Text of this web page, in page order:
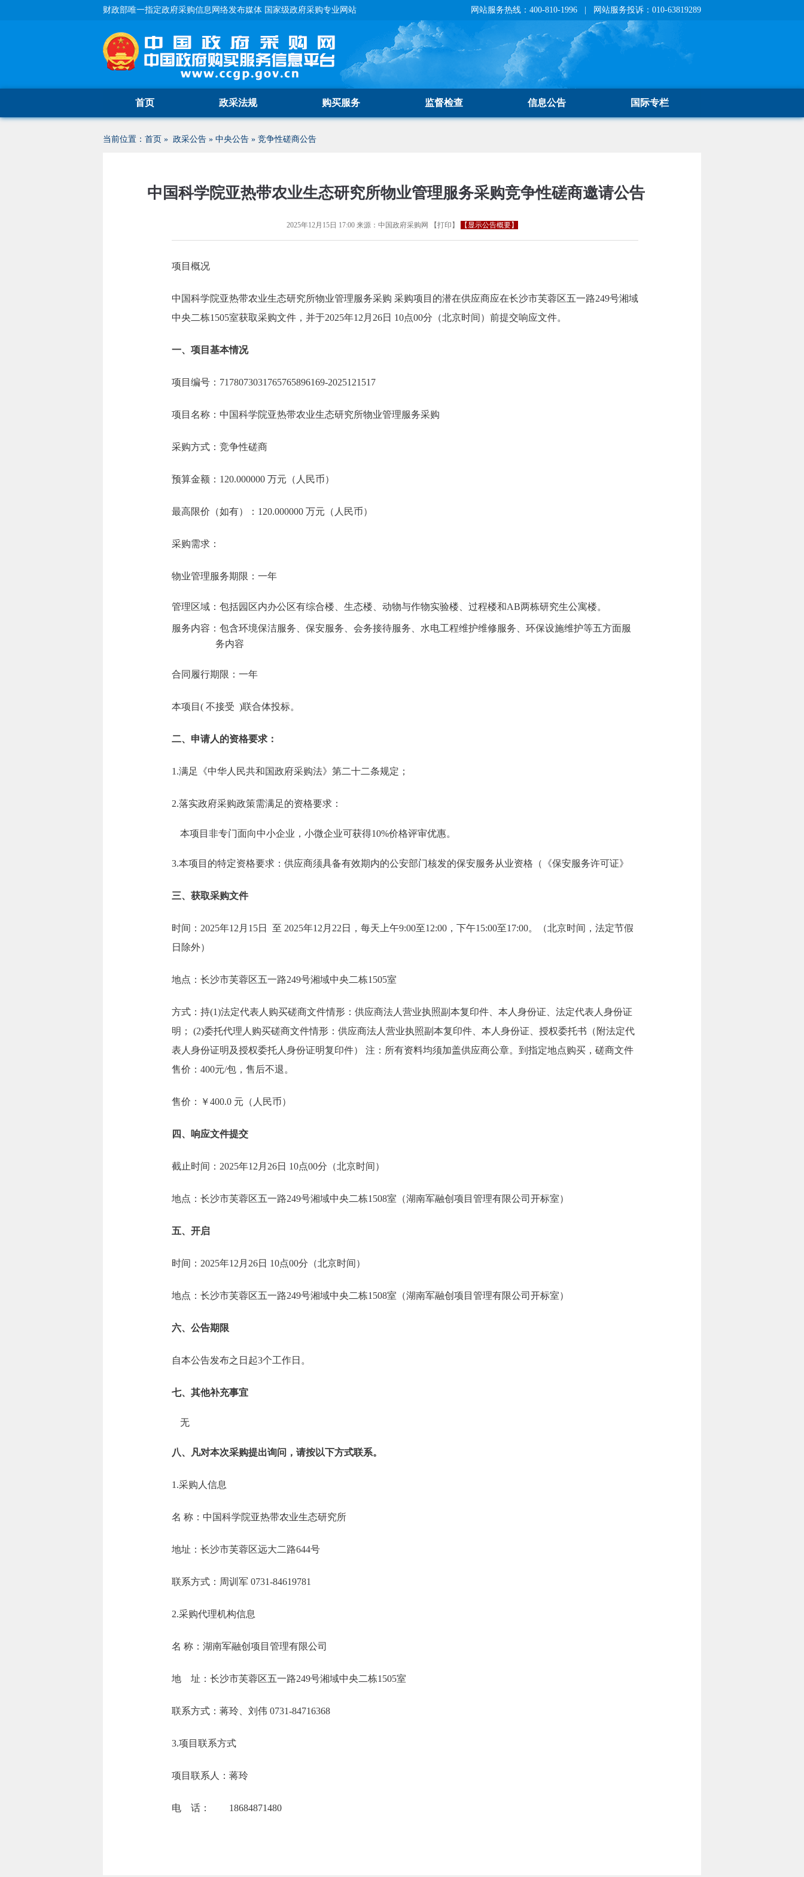
财政部唯一指定政府采购信息网络发布媒体 国家级政府采购专业网站 网站服务热线：400-810-1996 | 网站服务投诉：010-63819289
首页 政采法规 购买服务 监督检查 信息公告 国际专栏
当前位置： 首页 » 政采公告 » 中央公告 » 竞争性磋商公告
中国科学院亚热带农业生态研究所物业管理服务采购竞争性磋商邀请公告
2025年12月15日 17:00来源： 中国政府采购网 【打印 】 【显示公告概要】
项目概况
中国科学院亚热带农业生态研究所物业管理服务采购 采购项目的潜在供应商应在长沙市芙蓉区五一路249号湘域
中央二栋1505室获取采购文件，并于2025年12月26日 10点00分（北京时间）前提交响应文件。
一、项目基本情况
项目编号：7178073031765765896169-2025121517
项目名称：中国科学院亚热带农业生态研究所物业管理服务采购
采购方式：竞争性磋商
预算金额：120.000000 万元（人民币）
最高限价（如有）：120.000000 万元（人民币）
采购需求：
物业管理服务期限：一年
管理区域：包括园区内办公区有综合楼、生态楼、动物与作物实验楼、过程楼和AB两栋研究生公寓楼。
服务内容：包含环境保洁服务、保安服务、会务接待服务、水电工程维护维修服务、环保设施维护等五方面服
务内容
合同履行期限：一年
本项目( 不接受 )联合体投标。
二、申请人的资格要求：
1.满足《中华人民共和国政府采购法》第二十二条规定；
2.落实政府采购政策需满足的资格要求：
本项目非专门面向中小企业，小微企业可获得10%价格评审优惠。
3.本项目的特定资格要求：供应商须具备有效期内的公安部门核发的保安服务从业资格（《保安服务许可证》
三、获取采购文件
时间：2025年12月15日 至 2025年12月22日，每天上午9:00至12:00，下午15:00至17:00。（北京时间，法定节假
日除外）
地点：长沙市芙蓉区五一路249号湘域中央二栋1505室
方式：持(1)法定代表人购买磋商文件情形：供应商法人营业执照副本复印件、本人身份证、法定代表人身份证
明； (2)委托代理人购买磋商文件情形：供应商法人营业执照副本复印件、本人身份证、授权委托书（附法定代
表人身份证明及授权委托人身份证明复印件） 注：所有资料均须加盖供应商公章。到指定地点购买，磋商文件
售价：400元/包，售后不退。
售价：￥400.0 元（人民币）
四、响应文件提交
截止时间：2025年12月26日 10点00分（北京时间）
地点：长沙市芙蓉区五一路249号湘域中央二栋1508室（湖南军融创项目管理有限公司开标室）
五、开启
时间：2025年12月26日 10点00分（北京时间）
地点：长沙市芙蓉区五一路249号湘域中央二栋1508室（湖南军融创项目管理有限公司开标室）
六、公告期限
自本公告发布之日起3个工作日。
七、其他补充事宜
无
八、凡对本次采购提出询问，请按以下方式联系。
1.采购人信息
名 称：中国科学院亚热带农业生态研究所
地址：长沙市芙蓉区远大二路644号
联系方式：周训军 0731-84619781
2.采购代理机构信息
名 称：湖南军融创项目管理有限公司
地 址：长沙市芙蓉区五一路249号湘域中央二栋1505室
联系方式：蒋玲、刘伟 0731-84716368
3.项目联系方式
项目联系人：蒋玲
电 话： 18684871480